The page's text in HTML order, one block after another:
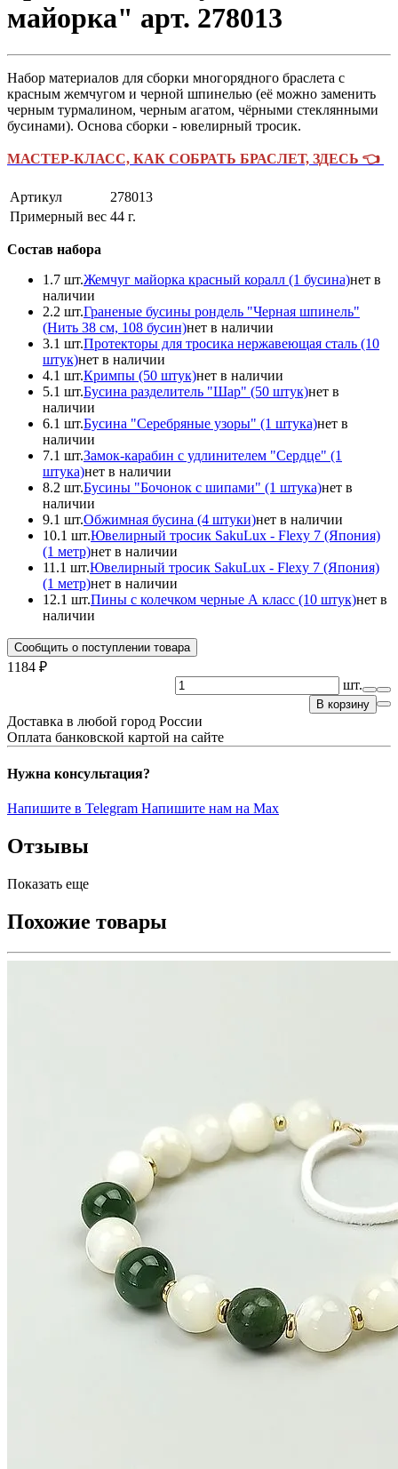
майорка" арт. 278013
Набор материалов для сборки многорядного браслета с
красным жемчугом и черной шпинелью (её можно заменить
черным турмалином, черным агатом, чёрными стеклянными
бусинами). Основа сборки - ювелирный тросик.
МАСТЕР-КЛАСС, КАК СОБРАТЬ БРАСЛЕТ, ЗДЕСЬ 👈
Артикул
278013
Примерный вес 44 г.
Состав набора
1.7 шт.Жемчуг майорка красный коралл (1 бусина)нет в
наличии
2.2 шт.Граненые бусины рондель "Черная шпинель"
(Нить 38 см, 108 бусин)нет в наличии
3.1 шт.Протекторы для тросика нержавеющая сталь (10
штук)нет в наличии
4.1 шт.Кримпы (50 штук)нет в наличии
5.1 шт.Бусина разделитель "Шар" (50 штук)нет в
наличии
6.1 шт.Бусина "Серебряные узоры" (1 штука)нет в
наличии
7.1 шт.Замок-карабин с удлинителем "Сердце" (1
штука)нет в наличии
8.2 шт.Бусины "Бочонок с шипами" (1 штука)нет в
наличии
9.1 шт.Обжимная бусина (4 штуки)нет в наличии
10.1 шт.Ювелирный тросик SakuLux - Flexy 7 (Япония)
(1 метр)нет в наличии
11.1 шт.Ювелирный тросик SakuLux - Flexy 7 (Япония)
(1 метр)нет в наличии
12.1 шт.Пины с колечком черные А класс (10 штук)нет в
наличии
Сообщить о поступлении товара
1184 ₽
шт.
В корзину
Доставка в любой город России
Оплата банковской картой на сайте
Нужна консультация?
Напишите в Telegram Напишите нам на Max
Отзывы
Показать еще
Похожие товары